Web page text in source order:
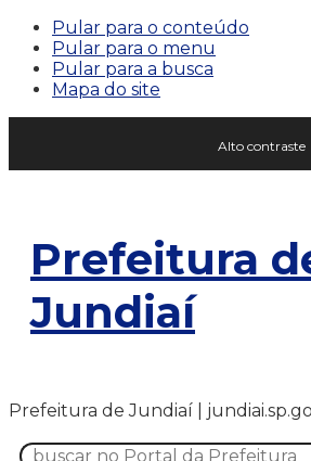
Pular para o conteúdo
Pular para o menu
Pular para a busca
Mapa do site
Alto contraste
Prefeitura
Jundiaí
Prefeitura de Jundiaí |